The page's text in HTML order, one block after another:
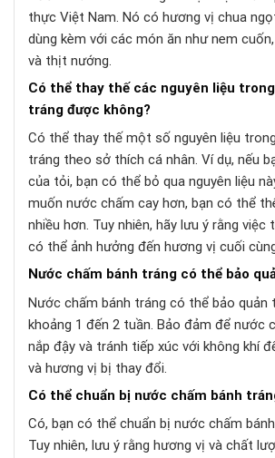
thực Việt Nam. Nó có hương vị chua
dùng kèm với các món ăn như nem
và thịt nướng.
Có thể thay thế các nguyên liệu
tráng được không?
Có thể thay thế một số nguyên liệu
tráng theo sở thích cá nhân. Ví dụ, nếu
của tỏi, bạn có thể bỏ qua nguyên liệu
muốn nước chấm cay hơn, bạn có thể
nhiều hơn. Tuy nhiên, hãy lưu ý rằng việc
có thể ảnh hưởng đến hương vị cuối
Nước chấm bánh tráng có thể bảo
Nước chấm bánh tráng có thể bảo quản
khoảng 1 đến 2 tuần. Bảo đảm để nước
nắp đậy và tránh tiếp xúc với không khí
và hương vị bị thay đổi.
Có thể chuẩn bị nước chấm bánh
Có, bạn có thể chuẩn bị nước chấm
Tuy nhiên, lưu ý rằng hương vị và chất